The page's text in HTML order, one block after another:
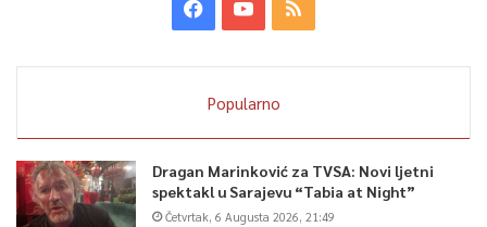
Popularno
Dragan Marinković za TVSA: Novi ljetni
spektakl u Sarajevu “Tabia at Night”
Četvrtak, 6 Augusta 2026, 21:49